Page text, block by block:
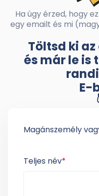
Ha úgy érzed, hogy
egy emailt és mi
Töltsd ki
és már le is
E-
Magánszemély
Teljes név*